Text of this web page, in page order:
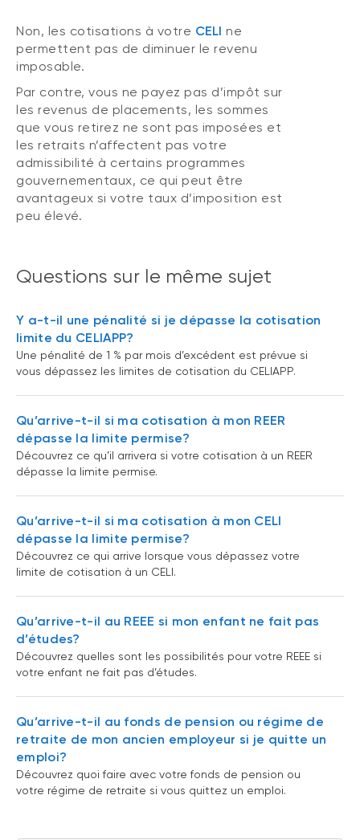
Non, les cotisations à votre CELI ne
permettent pas de diminuer le revenu
imposable.
Par contre, vous ne payez pas d’impôt sur
les revenus de placements, les sommes
que vous retirez ne sont pas imposées et
les retraits n’affectent pas votre
admissibilité à certains programmes
gouvernementaux, ce qui peut être
avantageux si votre taux d’imposition est
peu élevé.
Questions sur le même sujet
Y a-t-il une pénalité si je dépasse la cotisation
limite du CELIAPP?
Une pénalité de 1 % par mois d’excédent est prévue si
vous dépassez les limites de cotisation du CELIAPP.
Qu’arrive-t-il si ma cotisation à mon REER
dépasse la limite permise?
Découvrez ce qu’il arrivera si votre cotisation à un REER
dépasse la limite permise.
Qu’arrive-t-il si ma cotisation à mon CELI
dépasse la limite permise?
Découvrez ce qui arrive lorsque vous dépassez votre
limite de cotisation à un CELI.
Qu’arrive-t-il au REEE si mon enfant ne fait pas
d’études?
Découvrez quelles sont les possibilités pour votre REEE si
votre enfant ne fait pas d’études.
Qu’arrive-t-il au fonds de pension ou régime de
retraite de mon ancien employeur si je quitte un
emploi?
Découvrez quoi faire avec votre fonds de pension ou
votre régime de retraite si vous quittez un emploi.